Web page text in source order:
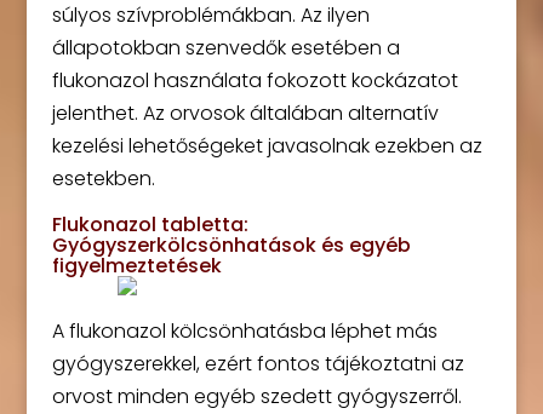
súlyos szívproblémákban. Az ilyen
állapotokban szenvedők esetében a
flukonazol használata fokozott kockázatot
jelenthet. Az orvosok általában alternatív
kezelési lehetőségeket javasolnak ezekben az
esetekben.
Flukonazol tabletta:
Gyógyszerkölcsönhatások és egyéb
figyelmeztetések
A flukonazol kölcsönhatásba léphet más
gyógyszerekkel, ezért fontos tájékoztatni az
orvost minden egyéb szedett gyógyszerről.